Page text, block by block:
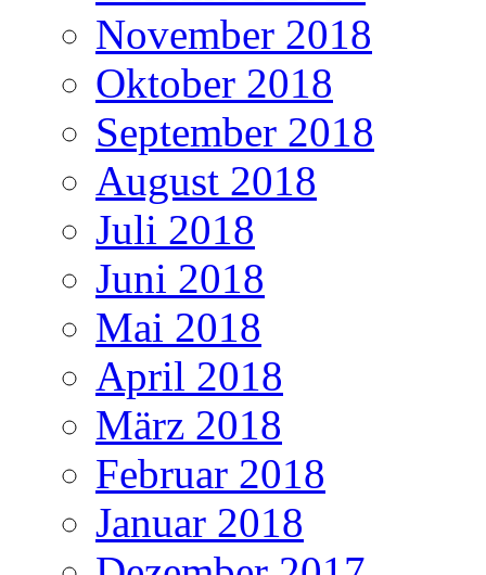
November 2018
Oktober 2018
September 2018
August 2018
Juli 2018
Juni 2018
Mai 2018
April 2018
März 2018
Februar 2018
Januar 2018